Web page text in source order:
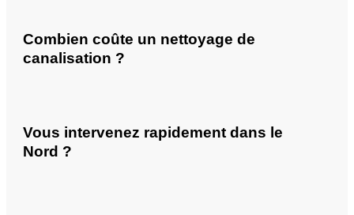
Combien coûte un nettoyage de
canalisation ?
Vous intervenez rapidement dans le
Nord ?